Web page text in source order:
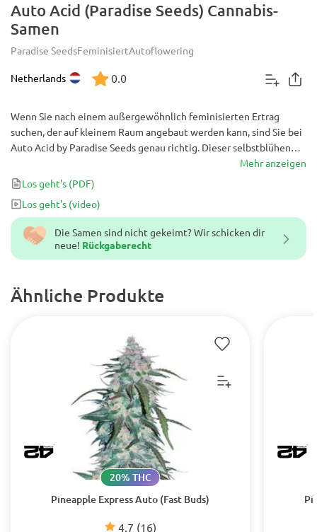
Auto Acid (Paradise Seeds) Cannabis-
Samen
Paradise SeedsFeminisiertAutoflowering
Netherlands 0.0
Die Samen sind nicht gekeimt? Wir schicken dir
neue! Rückgaberecht
Ähnliche Produkte
Pineapple Express Auto (Fast Buds)
4.7 (16)
20% THC
Wenn Sie nach einem außergewöhnlich feminisierten Ertrag
suchen, der auf kleinem Raum angebaut werden kann, sind Sie bei
Auto Acid by Paradise Seeds genau richtig. Dieser selbstblühende
Hybrid weist einen THC-Gehalt von 18% + auf und ist damit der
Napoleon des Cannabis. Seine Linie besteht aus Säure und
Ruderalis und ist bekannt für seine hervorragenden
dieselähnlichen Eigenschaften.
Mehr anzeigen
Los geht's (PDF)
Los geht's (video)